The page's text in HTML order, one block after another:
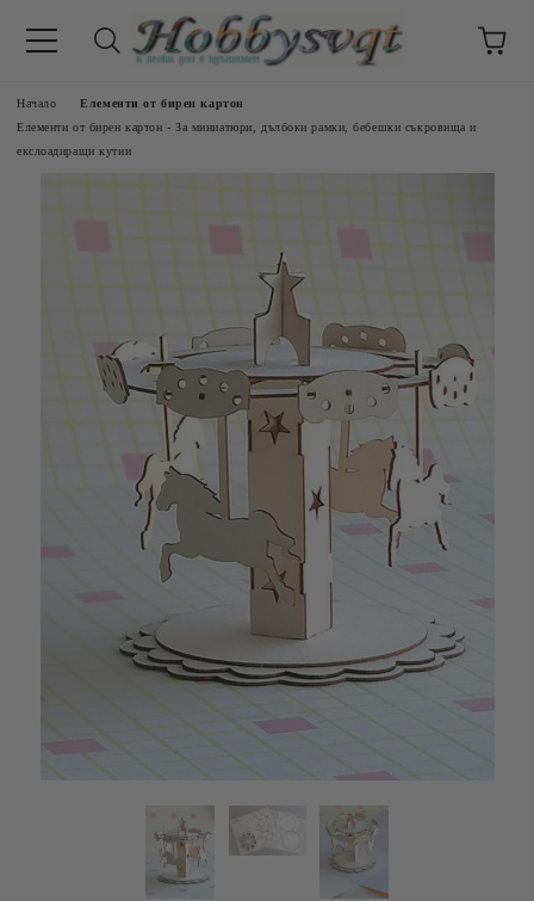
Начало
Елементи от бирен картон
Елементи от бирен картон - За миниатюри, дълбоки рамки, бебешки съкровища и
екслоадиращи кутии